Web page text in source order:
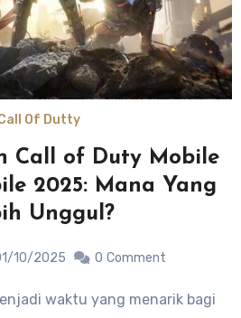
Of Dutty
Call of Duty Mobile
2025: Mana Yang
Unggul?
10/2025 0 Comment